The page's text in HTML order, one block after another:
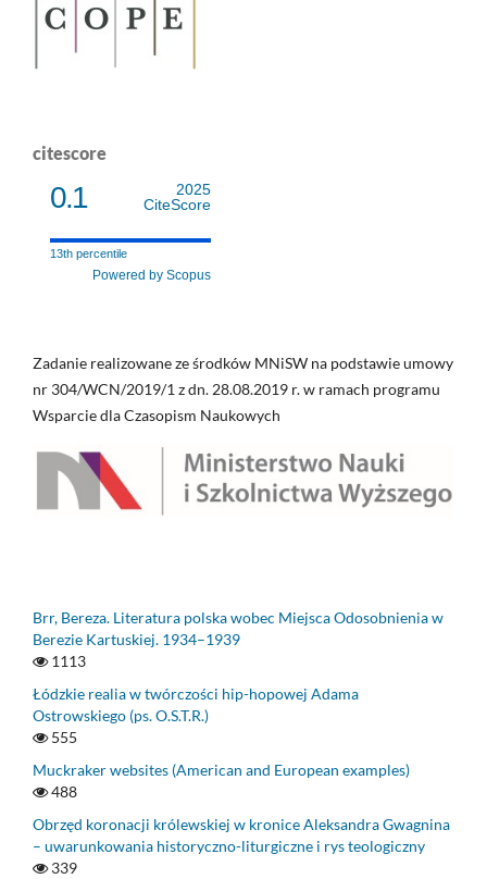
citescore
0.1
2025
CiteScore
13th percentile
Powered by Scopus
Zadanie realizowane ze środków MNiSW na podstawie umowy
nr 304/WCN/2019/1 z dn. 28.08.2019 r. w ramach programu
Wsparcie dla Czasopism Naukowych
Brr, Bereza. Literatura polska wobec Miejsca Odosobnienia w
Berezie Kartuskiej. 1934–1939
1113
Łódzkie realia w twórczości hip-hopowej Adama
Ostrowskiego (ps. O.S.T.R.)
555
Muckraker websites (American and European examples)
488
Obrzęd koronacji królewskiej w kronice Aleksandra Gwagnina
– uwarunkowania historyczno-liturgiczne i rys teologiczny
339